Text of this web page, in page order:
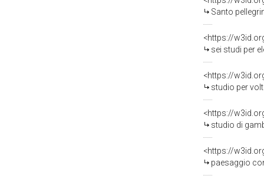
Santo
<https://
sei studi per
<https://
studio per volta
<https://
studio di gamba
<https://
paesaggio con